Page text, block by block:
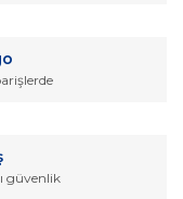
güvenlik